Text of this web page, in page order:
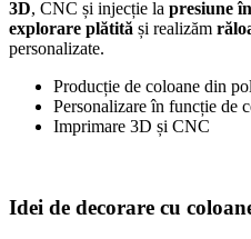
3D, CNC și injecție la presiune
explorare plătită și realizăm
personalizate.
Producție de coloane din
Personalizare în funcție de
Imprimare 3D și CNC
Idei de decorare cu